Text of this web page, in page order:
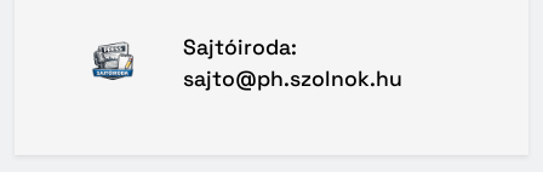
Sajtóiroda:
sajto@ph.szolnok.hu